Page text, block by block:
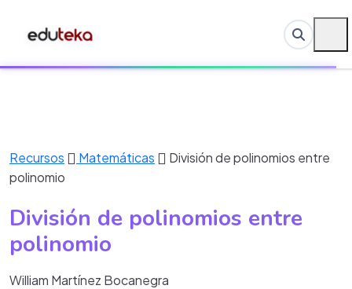
Recursos Matemáticas
División de polinomios entre
polinomio
División de polinomios entre
polinomio
William Martínez Bocanegra